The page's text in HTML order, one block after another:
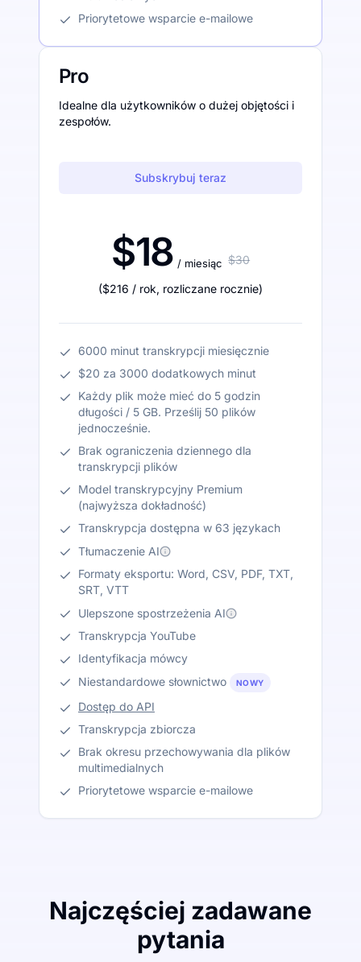
Priorytetowe wsparcie e-mailowe
Pro
Idealne dla użytkowników o dużej objętości i
zespołów.
Subskrybuj teraz
$18 / miesiąc $30
($216 / rok, rozliczane rocznie)
6000 minut transkrypcji miesięcznie
$20 za 3000 dodatkowych minut
Każdy plik może mieć do 5 godzin
długości / 5 GB. Prześlij 50 plików
jednocześnie.
Brak ograniczenia dziennego dla
transkrypcji plików
Model transkrypcyjny Premium
(najwyższa dokładność)
Transkrypcja dostępna w 63 językach
Tłumaczenie AI
Formaty eksportu: Word, CSV, PDF, TXT,
SRT, VTT
Ulepszone spostrzeżenia AI
Transkrypcja YouTube
Identyfikacja mówcy
Niestandardowe słownictwo
NOWY
Dostęp do API
Transkrypcja zbiorcza
Brak okresu przechowywania dla plików
multimedialnych
Priorytetowe wsparcie e-mailowe
Najczęściej zadawane
pytania